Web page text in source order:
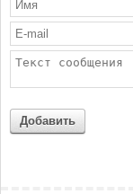
Добавить